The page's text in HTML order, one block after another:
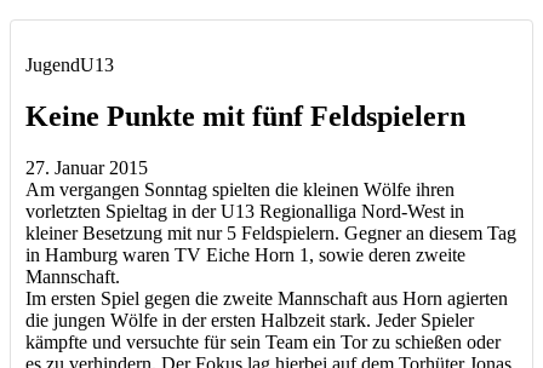
JugendU13
Keine Punkte mit fünf Feldspielern
27. Januar 2015
Am vergangen Sonntag spielten die kleinen Wölfe ihren
vorletzten Spieltag in der U13 Regionalliga Nord-West in
kleiner Besetzung mit nur 5 Feldspielern. Gegner an diesem Tag
in Hamburg waren TV Eiche Horn 1, sowie deren zweite
Mannschaft.
Im ersten Spiel gegen die zweite Mannschaft aus Horn agierten
die jungen Wölfe in der ersten Halbzeit stark. Jeder Spieler
kämpfte und versuchte für sein Team ein Tor zu schießen oder
es zu verhindern. Der Fokus lag hierbei auf dem Torhüter Jonas